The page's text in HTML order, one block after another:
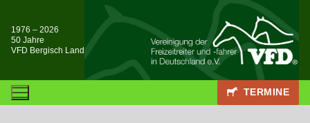
Inhalt
springen
1976 – 2026
50 Jahre
VFD Bergisch Land
TERMINE